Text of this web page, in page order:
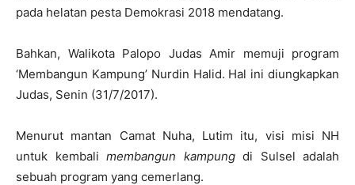
pada helatan pesta Demokrasi 2018 mendatang.
Bahkan, Walikota Palopo Judas Amir memuji program
‘Membangun Kampung’ Nurdin Halid. Hal ini diungkapkan
Judas, Senin (31/7/2017).
Menurut mantan Camat Nuha, Lutim itu, visi misi NH
untuk kembali membangun kampungdi Sulsel adalah
sebuah program yang cemerlang.